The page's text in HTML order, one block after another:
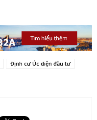
Định cư Úc diện đầu tư